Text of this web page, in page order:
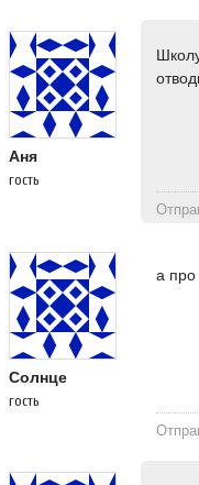
Аня
гость
Солнце
гость
а